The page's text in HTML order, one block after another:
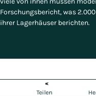
Forschungsbericht, was
ihrer Lagerhäuser berichten.
Teilen